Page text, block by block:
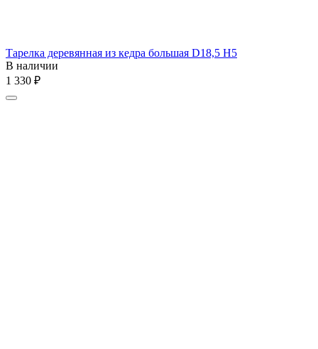
Тарелка деревянная из кедра большая D18,5 H5
В наличии
1 330 ₽